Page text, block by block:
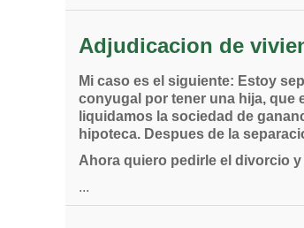
Adjudicacion de
Mi caso es el siguiente: Estoy
conyugal por tener una hija, que
liquidamos la sociedad de
hipoteca. Despues de la
Ahora quiero pedirle el divorcio y
...